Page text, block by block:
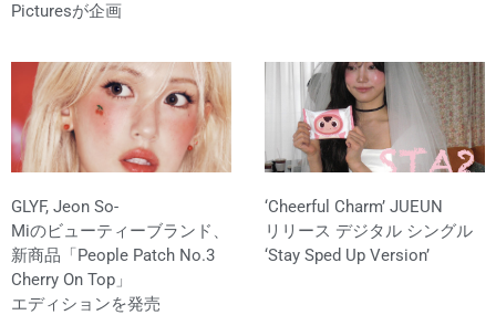
Picturesが企画
GLYF, Jeon So-
Miのビューティーブランド、
新商品「People Patch No.3
Cherry On Top」
エディションを発売
‘Cheerful Charm’ JUEUN
リリース デジタル シングル
‘Stay Sped Up Version’